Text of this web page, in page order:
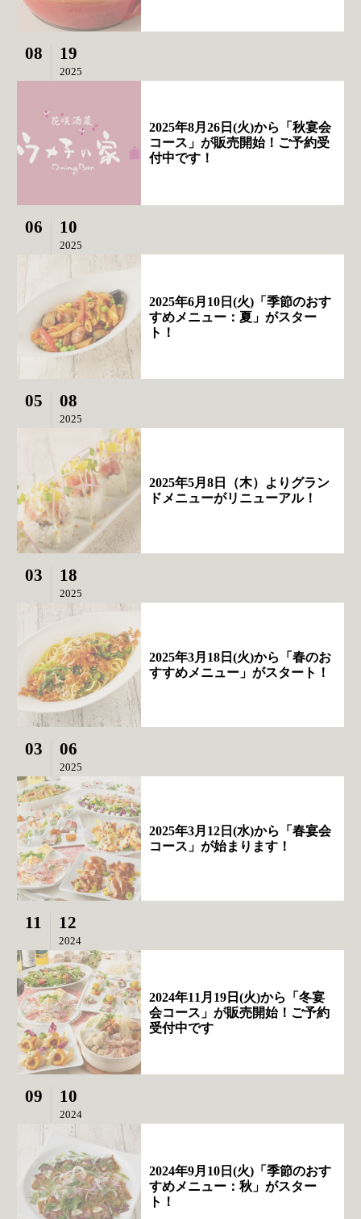
08 19
2025
2025年8月26日(火)から「秋宴会
コース」が販売開始！ご予約受
付中です！
06 10
2025
2025年6月10日(火)「季節のおす
すめメニュー：夏」がスター
ト！
05 08
2025
2025年5月8日（木）よりグラン
ドメニューがリニューアル！
03 18
2025
2025年3月18日(火)から「春のお
すすめメニュー」がスタート！
03 06
2025
2025年3月12日(水)から「春宴会
コース」が始まります！
11 12
2024
2024年11月19日(火)から「冬宴
会コース」が販売開始！ご予約
受付中です
09 10
2024
2024年9月10日(火)「季節のおす
すめメニュー：秋」がスター
ト！